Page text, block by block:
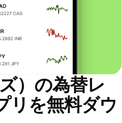
）の為替レ
リを無料ダウ